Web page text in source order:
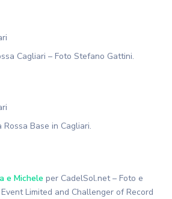
Cagliari – Foto Stefano Gattini.
Rossa Base in Cagliari.
e Michele per CadelSol.net – Foto e
Limited and Challenger of Record